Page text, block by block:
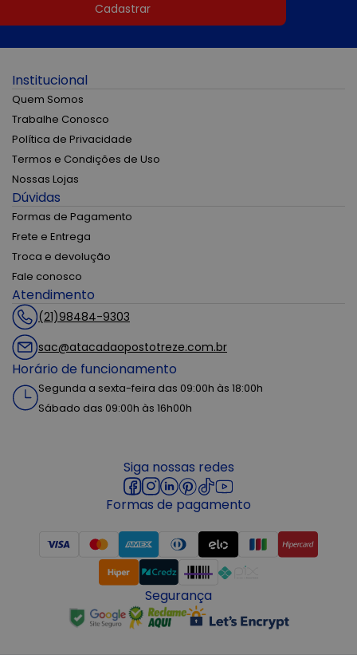
Cadastrar
Institucional
Quem Somos
Trabalhe Conosco
Política de Privacidade
Termos e Condições de Uso
Nossas Lojas
Dúvidas
Formas de Pagamento
Frete e Entrega
Troca e devolução
Fale conosco
Atendimento
(21)98484-9303
sac@atacadaopostotreze.com.br
Horário de funcionamento
Segunda a sexta-feira das 09:00h às 18:00h
Sábado das 09:00h às 16h00h
Siga nossas redes
Formas de pagamento
Segurança